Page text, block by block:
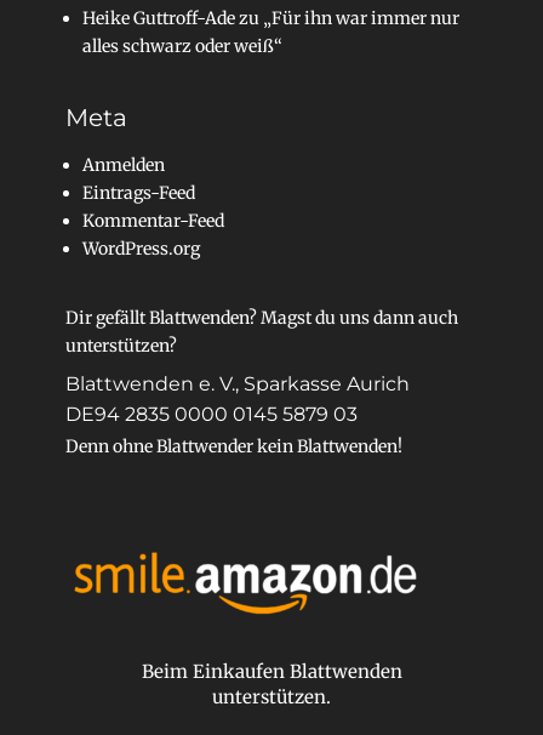
Heike Guttroff-Adezu „Für ihn war immer nur
alles schwarz oder weiß“
Meta
Anmelden
Eintrags-Feed
Kommentar-Feed
WordPress.org
Dir gefällt Blattwenden? Magst du uns dann auch
unterstützen?
Blattwenden e. V., Sparkasse Aurich
DE94 2835 0000 0145 5879 03
Denn ohne Blattwender kein Blattwenden!
Beim Einkaufen Blattwenden
unterstützen.